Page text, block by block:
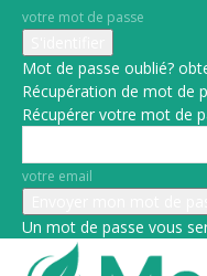
votre mot de passe
Mot de passe oublié?
Récupération de mot de
Récupérer votre mot de
votre email
Un mot de passe vous